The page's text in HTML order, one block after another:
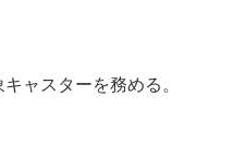
ャスターを務める。